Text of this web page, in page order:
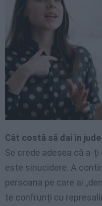
Cât costă să dai în
Se crede adesea că a-
este sinucidere. A
persoana pe care ai
te confrunți cu